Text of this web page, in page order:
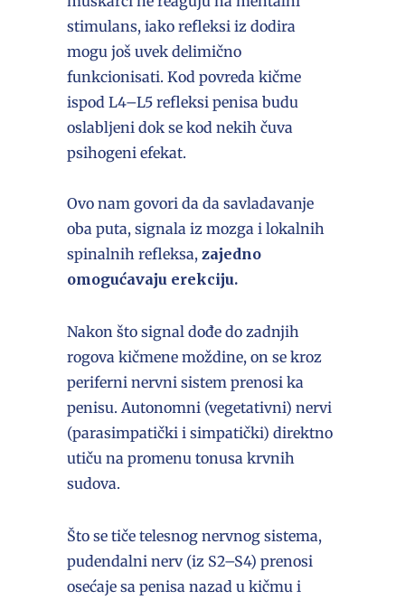
stimulans, iako refleksi iz dodira
mogu još uvek delimično
funkcionisati. Kod povreda kičme
ispod L4–L5 refleksi penisa budu
oslabljeni dok se kod nekih čuva
psihogeni efekat.
Ovo nam govori da da savladavanje
oba puta, signala iz mozga i lokalnih
spinalnih refleksa, zajedno
omogućavaju erekciju.
Nakon što signal dođe do zadnjih
rogova kičmene moždine, on se kroz
periferni nervni sistem prenosi ka
penisu. Autonomni (vegetativni) nervi
(parasimpatički i simpatički) direktno
utiču na promenu tonusa krvnih
sudova.
Što se tiče telesnog nervnog sistema,
pudendalni nerv (iz S2–S4) prenosi
osećaje sa penisa nazad u kičmu i